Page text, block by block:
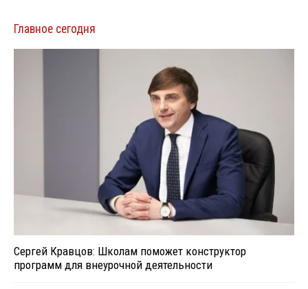
Главное сегодня
Сергей Кравцов: Школам поможет конструктор
программ для внеурочной деятельности